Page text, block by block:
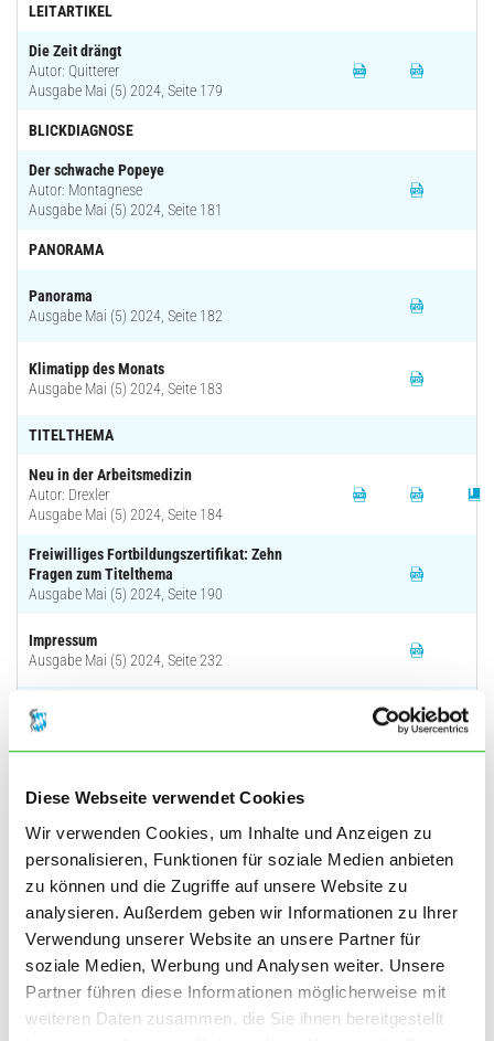
Diese Webseite verwendet Cookies
Wir verwenden Cookies, um Inhalte und Anzeigen zu
personalisieren, Funktionen für soziale Medien anbieten
zu können und die Zugriffe auf unsere Website zu
analysieren. Außerdem geben wir Informationen zu Ihrer
Verwendung unserer Website an unsere Partner für
soziale Medien, Werbung und Analysen weiter. Unsere
Partner führen diese Informationen möglicherweise mit
weiteren Daten zusammen, die Sie ihnen bereitgestellt
LEITARTIKEL
Die Zeit drängt
Autor: Quitterer
Ausgabe Mai (5) 2024, Seite 179
BLICKDIAGNOSE
Der schwache Popeye
Autor: Montagnese
Ausgabe Mai (5) 2024, Seite 181
PANORAMA
Panorama
Ausgabe Mai (5) 2024, Seite 182
Klimatipp des Monats
Ausgabe Mai (5) 2024, Seite 183
TITELTHEMA
Neu in der Arbeitsmedizin
Autor: Drexler
Ausgabe Mai (5) 2024, Seite 184
Freiwilliges Fortbildungszertifikat: Zehn
Fragen zum Titelthema
Ausgabe Mai (5) 2024, Seite 190
Impressum
Ausgabe Mai (5) 2024, Seite 232
BLÄK INFORMIERT
Ausgabe Mai (5) 2024, Seite 192
Erkrankungsbilder – Gebiet
Mikrobiologie und Laboratoriumsmedizin
Autor: Durner, Eisenblätter
Ausgabe Mai (5) 2024, Seite 196
Herausforderung Doppeldiagnosen –
Erkenntnisse vom Suchtforum 2024
Ausgabe Mai (5) 2024, Seite 200